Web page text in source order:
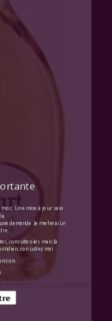
Une mise à jour sera
demande. Je me ferai un
consultez-les mais là
consultez moi.